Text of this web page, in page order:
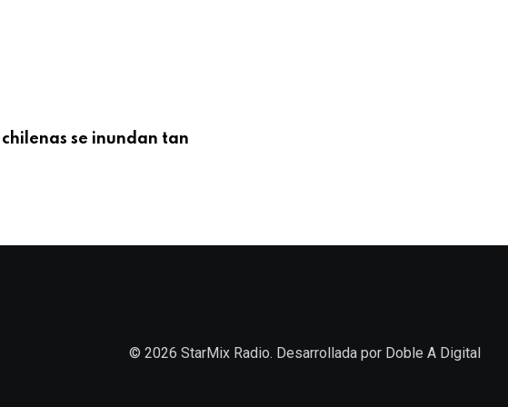
se inundan tan
© 2026 StarMix Radio. Desarrollada por Doble A Digital